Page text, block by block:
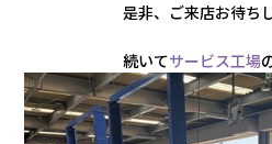
是非、ご来店お待ち
続いてサービス工場